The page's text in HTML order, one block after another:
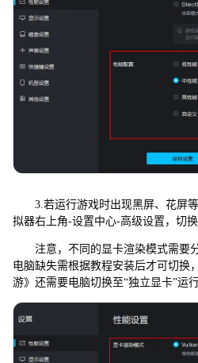
3.若运行游戏时出现黑屏、花屏等
拟器右上角-设置中心-高级设置，切换
注意，不同的显卡渲染模式需要分
电脑缺失需根据教程安装后才可切换
游》还需要电脑切换至“独立显卡”运行